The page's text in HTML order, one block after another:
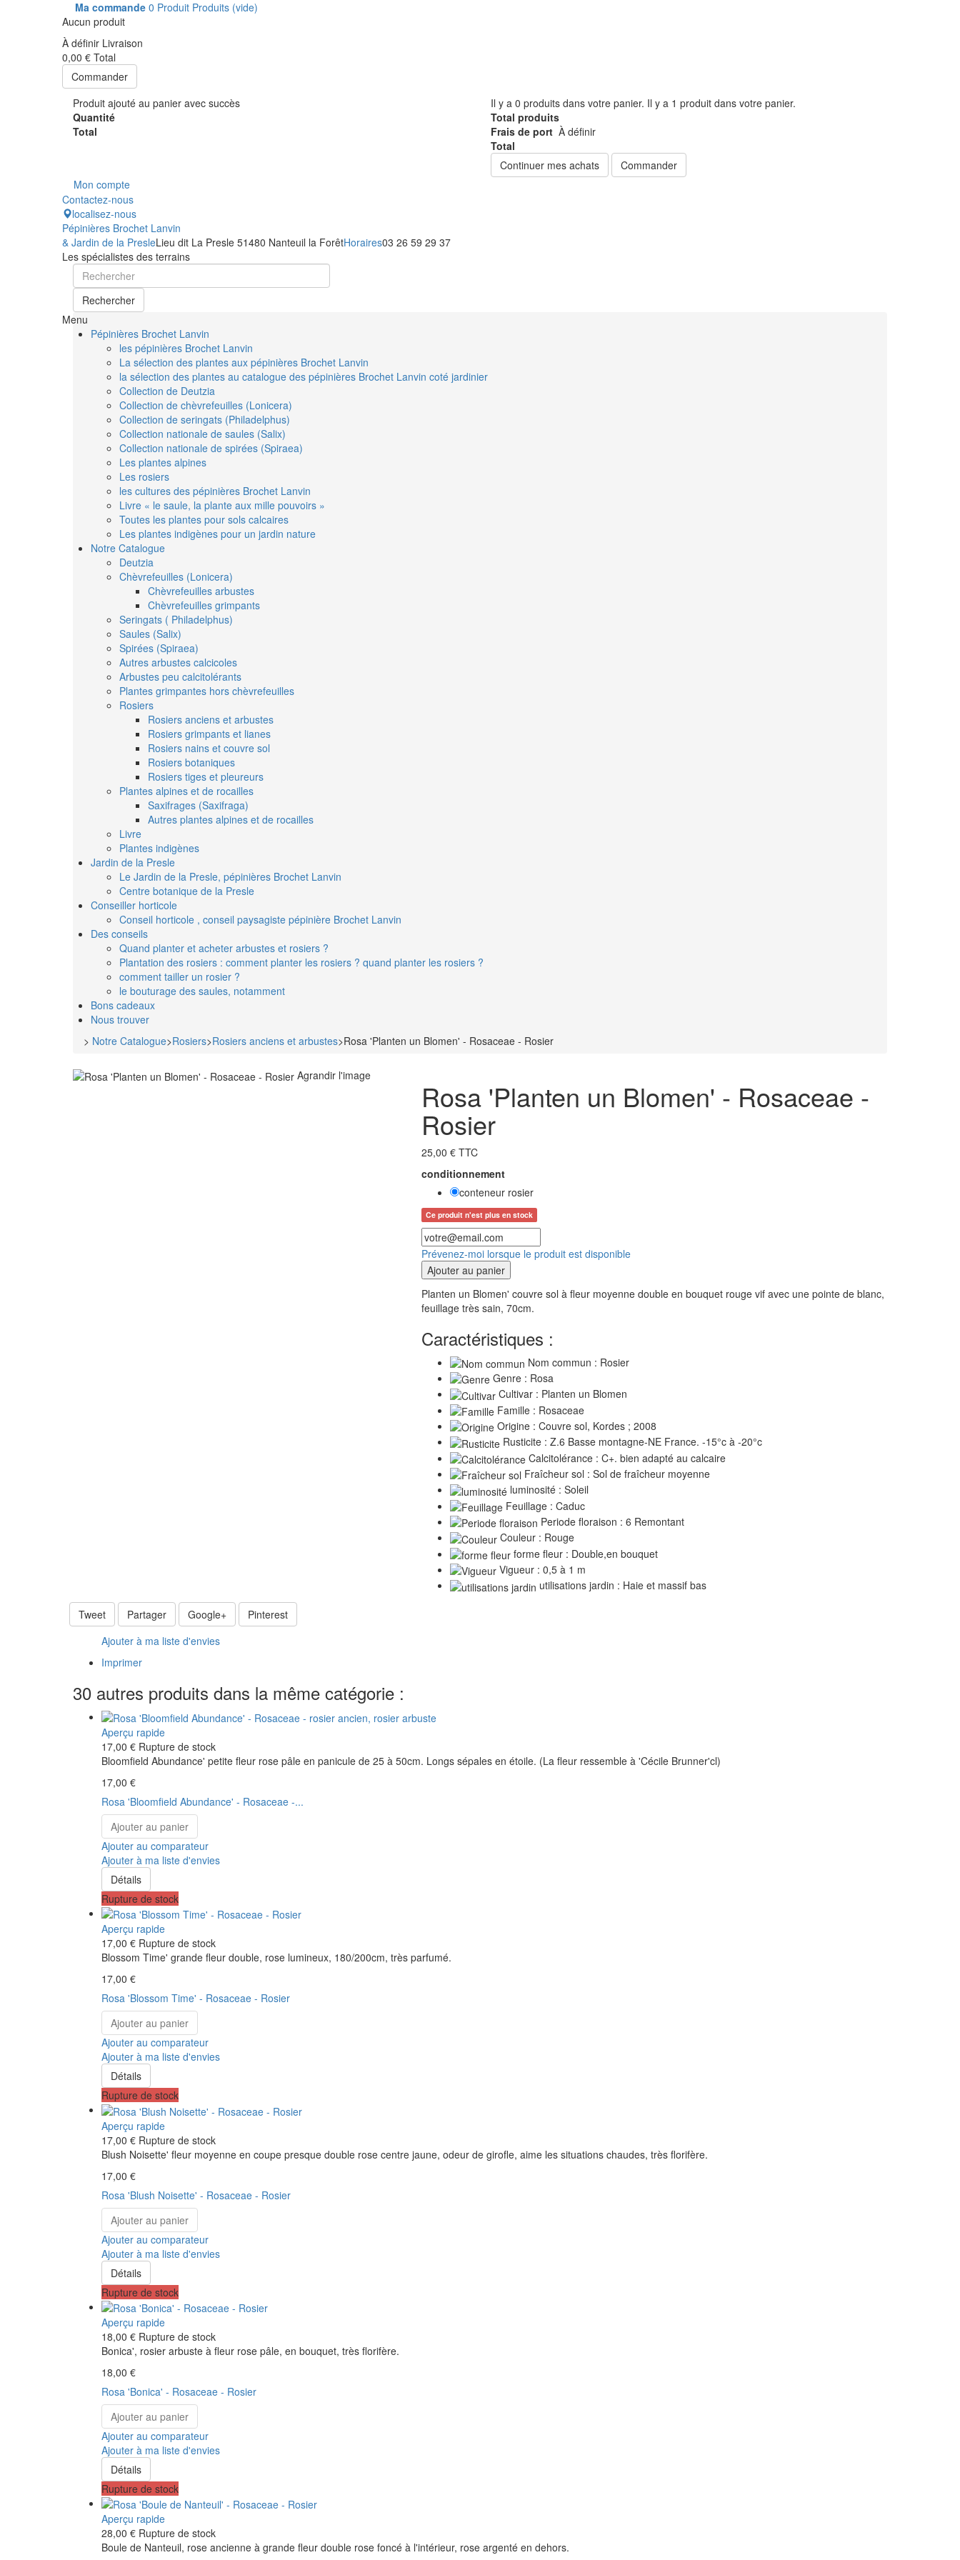
Ma commande 0 Produit Produits (vide)
Aucun produit
À définir Livraison
0,00 € Total
Commander
Produit ajouté au panier avec succès
Quantité
Total
Il y a 0 produits dans votre panier. Il y a 1 produit dans votre panier.
Total produits
Frais de port À définir
Total
Continuer mes achats
Commander
Mon compte
Contactez-nous
localisez-nous
Pépinières Brochet Lanvin
& Jardin de la PresleLieu dit La Presle 51480 Nanteuil la ForêtHoraires03 26 59 29 37
Les spécialistes des terrains
Rechercher
Menu
Pépinières Brochet Lanvin
les pépinières Brochet Lanvin
La sélection des plantes aux pépinières Brochet Lanvin
la sélection des plantes au catalogue des pépinières Brochet Lanvin coté jardinier
Collection de Deutzia
Collection de chèvrefeuilles (Lonicera)
Collection de seringats (Philadelphus)
Collection nationale de saules (Salix)
Collection nationale de spirées (Spiraea)
Les plantes alpines
Les rosiers
les cultures des pépinières Brochet Lanvin
Livre « le saule, la plante aux mille pouvoirs »
Toutes les plantes pour sols calcaires
Les plantes indigènes pour un jardin nature
Notre Catalogue
Deutzia
Chèvrefeuilles (Lonicera)
Chèvrefeuilles arbustes
Chèvrefeuilles grimpants
Seringats ( Philadelphus)
Saules (Salix)
Spirées (Spiraea)
Autres arbustes calcicoles
Arbustes peu calcitolérants
Plantes grimpantes hors chèvrefeuilles
Rosiers
Rosiers anciens et arbustes
Rosiers grimpants et lianes
Rosiers nains et couvre sol
Rosiers botaniques
Rosiers tiges et pleureurs
Plantes alpines et de rocailles
Saxifrages (Saxifraga)
Autres plantes alpines et de rocailles
Livre
Plantes indigènes
Jardin de la Presle
Le Jardin de la Presle, pépinières Brochet Lanvin
Centre botanique de la Presle
Conseiller horticole
Conseil horticole , conseil paysagiste pépinière Brochet Lanvin
Des conseils
Quand planter et acheter arbustes et rosiers ?
Plantation des rosiers : comment planter les rosiers ? quand planter les rosiers ?
comment tailler un rosier ?
le bouturage des saules, notamment
Bons cadeaux
Nous trouver
> Notre Catalogue>Rosiers>Rosiers anciens et arbustes>Rosa 'Planten un Blomen' - Rosaceae - Rosier
Agrandir l'image
Rosa 'Planten un Blomen' - Rosaceae -
Rosier
25,00 € TTC
conditionnement
conteneur rosier
Ce produit n'est plus en stock
Prévenez-moi lorsque le produit est disponible
Ajouter au panier
Planten un Blomen' couvre sol à fleur moyenne double en bouquet rouge vif avec une pointe de blanc,
feuillage très sain, 70cm.
Caractéristiques :
Nom commun : Rosier
Genre : Rosa
Cultivar : Planten un Blomen
Famille : Rosaceae
Origine : Couvre sol, Kordes ; 2008
Rusticite : Z.6 Basse montagne-NE France. -15°c à -20°c
Calcitolérance : C+. bien adapté au calcaire
Fraîcheur sol : Sol de fraîcheur moyenne
luminosité : Soleil
Feuillage : Caduc
Periode floraison : 6 Remontant
Couleur : Rouge
forme fleur : Double,en bouquet
Vigueur : 0,5 à 1 m
utilisations jardin : Haie et massif bas
Tweet Partager Google+
Pinterest
Ajouter à ma liste d'envies
Imprimer
30 autres produits dans la même catégorie :
Aperçu rapide
17,00 € Rupture de stock
Bloomfield Abundance' petite fleur rose pâle en panicule de 25 à 50cm. Longs sépales en étoile. (La fleur ressemble à 'Cécile Brunner'cl)
17,00 €
Rosa 'Bloomfield Abundance' - Rosaceae -...
Ajouter au panier
Ajouter au comparateur
Ajouter à ma liste d'envies
Détails
Rupture de stock
Aperçu rapide
17,00 € Rupture de stock
Blossom Time' grande fleur double, rose lumineux, 180/200cm, très parfumé.
17,00 €
Rosa 'Blossom Time' - Rosaceae - Rosier
Ajouter au panier
Ajouter au comparateur
Ajouter à ma liste d'envies
Détails
Rupture de stock
Aperçu rapide
17,00 € Rupture de stock
Blush Noisette' fleur moyenne en coupe presque double rose centre jaune, odeur de girofle, aime les situations chaudes, très florifère.
17,00 €
Rosa 'Blush Noisette' - Rosaceae - Rosier
Ajouter au panier
Ajouter au comparateur
Ajouter à ma liste d'envies
Détails
Rupture de stock
Aperçu rapide
18,00 € Rupture de stock
Bonica', rosier arbuste à fleur rose pâle, en bouquet, très florifère.
18,00 €
Rosa 'Bonica' - Rosaceae - Rosier
Ajouter au panier
Ajouter au comparateur
Ajouter à ma liste d'envies
Détails
Rupture de stock
Aperçu rapide
28,00 € Rupture de stock
Boule de Nanteuil, rose ancienne à grande fleur double rose foncé à l'intérieur, rose argenté en dehors.